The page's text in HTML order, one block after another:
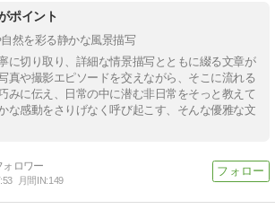
ポイント
然を彩る静かな風景描写
に切り取り、詳細な情景描写とともに綴る文章が
真や撮影エピソードを交えながら、そこに流れる
みに伝え、日常の中に潜む非日常をそっと教えて
な感動をさりげなく呼び起こす、そんな優雅な文
53 月間IN:149